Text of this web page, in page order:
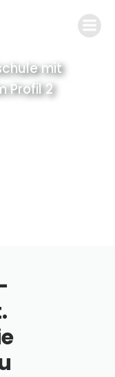
mit
Profil 2